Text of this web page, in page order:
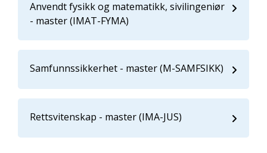
Anvendt fysikk og matematikk, sivilingeniør
- master (IMAT-FYMA)
Samfunnssikkerhet - master (M-SAMFSIKK)
Rettsvitenskap - master (IMA-JUS)